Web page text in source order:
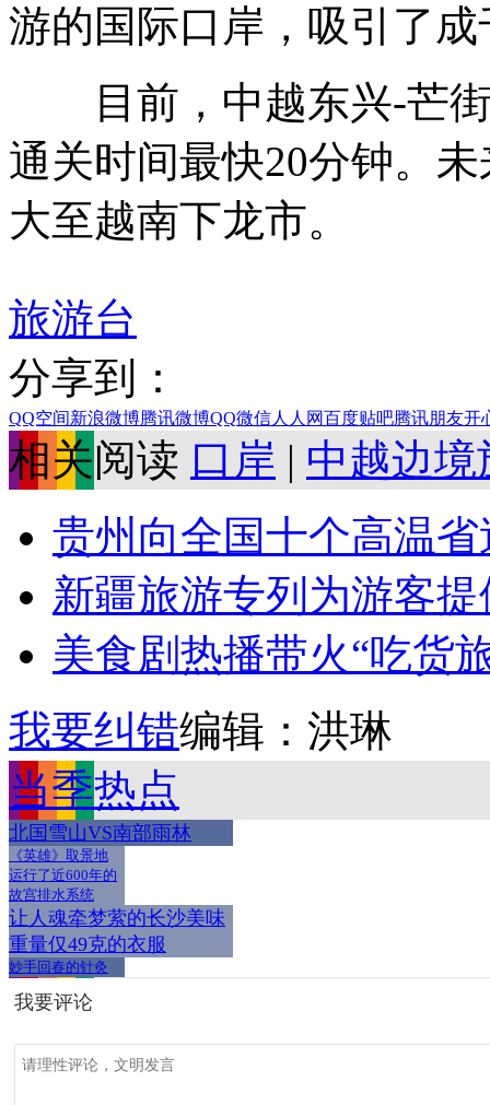
游的国际口岸，吸引了
目前，中越东兴-芒街
通关时间最快20分钟。
大至越南下龙市。
旅游台
分享到：
QQ空间新浪微博腾讯微博QQ微信人人网百度贴吧腾讯朋友开
相关阅读 口岸 | 中越边境
贵州向全国十个高温
新疆旅游专列为游客
美食剧热播带火“吃货
我要纠错编辑：洪琳
当季热点
北国雪山VS南部雨林
《英雄》取景地
运行了近600年的
故宫排水系统
让人魂牵梦萦的长沙美味
重量仅49克的衣服
妙手回春的针灸